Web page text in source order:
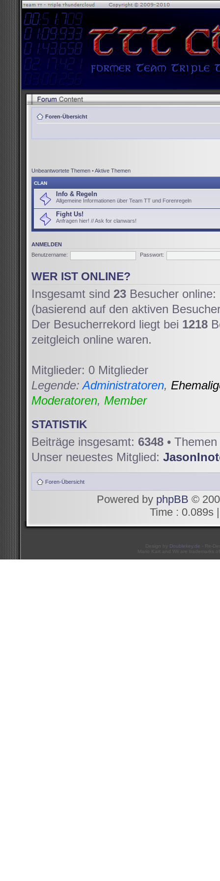
Foren-Übersicht
Unbeantwortete Themen •Aktive Themen
CLAN
Info & Regeln
Allgemeine Informationen über Team TT und Forenregeln
Fight Us!
Anfragen hier! // Ask for clanwars!
ANMELDEN
Benutzername:
Passwort:
WER IST ONLINE?
Insgesamt sind 23 Besucher
(basierend auf den aktiven
Der Besucherrekord liegt bei 1218
zeitgleich online waren.
Mitglieder: 0 Mitglieder
Legende:Administratoren,
Moderatoren, Member
STATISTIK
Beiträge insgesamt: 6348 •
Unser neuestes Mitglied:
Foren-Übersicht
Powered by phpBB ©
Time : 0.089s
Design by Doublekey.de - Re-
Mario Kart and Wii are trademarks